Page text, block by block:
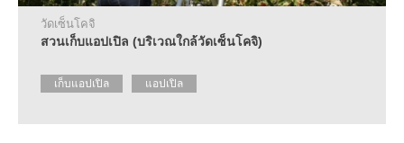
วัดเซ็นโคจิ
สวนเก็บแอปเปิล (บริเวณใกล้วัดเซ็นโคจิ)
เก็บแอปเปิล แอปเปิล